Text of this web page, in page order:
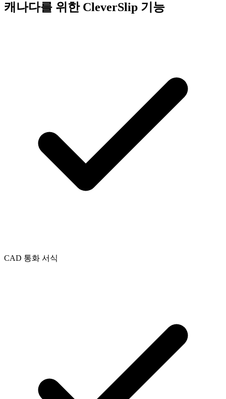
캐나다를 위한 CleverSlip 기능
CAD 통화 서식